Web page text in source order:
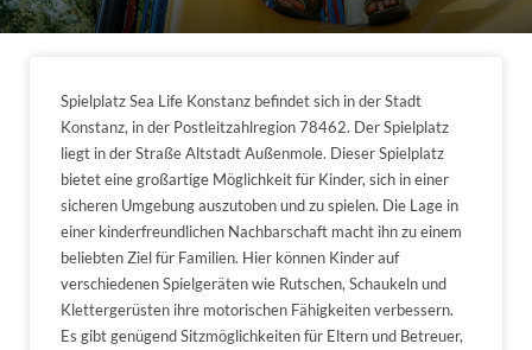
Spielplatz Sea Life Konstanz befindet sich in der Stadt
Konstanz, in der Postleitzahlregion 78462. Der Spielplatz
liegt in der Straße Altstadt Außenmole. Dieser Spielplatz
bietet eine großartige Möglichkeit für Kinder, sich in einer
sicheren Umgebung auszutoben und zu spielen. Die Lage in
einer kinderfreundlichen Nachbarschaft macht ihn zu einem
beliebten Ziel für Familien. Hier können Kinder auf
verschiedenen Spielgeräten wie Rutschen, Schaukeln und
Klettergerüsten ihre motorischen Fähigkeiten verbessern.
Es gibt genügend Sitzmöglichkeiten für Eltern und Betreuer,